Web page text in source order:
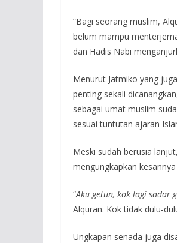
”Bagi seorang muslim,
belum mampu
dan Hadis Nabi
Menurut Jatmiko yang
penting sekali
sebagai umat muslim
sesuai tuntutan ajaran
Meski sudah berusia
mengungkapkan
“Aku getun, kok lagi sadar
Alquran. Kok tidak dulu-
Ungkapan senada juga